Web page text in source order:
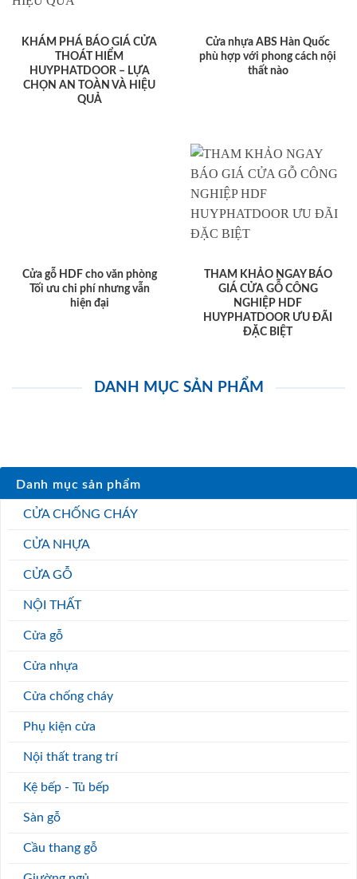
KHÁM PHÁ BÁO GIÁ CỬA
THOÁT HIỂM
HUYPHATDOOR – LỰA
CHỌN AN TOÀN VÀ HIỆU
QUẢ
Cửa nhựa ABS Hàn Quốc
phù hợp với phong cách nội
thất nào
Cửa gỗ HDF cho văn phòng
Tối ưu chi phí nhưng vẫn
hiện đại
THAM KHẢO NGAY BÁO
GIÁ CỬA GỖ CÔNG
NGHIỆP HDF
HUYPHATDOOR ƯU ĐÃI
ĐẶC BIỆT
DANH MỤC SẢN PHẨM
Danh mục sản phẩm
CỬA CHỐNG CHÁY
CỬA NHỰA
CỬA GỖ
NỘI THẤT
Cửa gỗ
Cửa nhựa
Cửa chống cháy
Phụ kiện cửa
Nội thất trang trí
Kệ bếp - Tủ bếp
Sàn gỗ
Cầu thang gỗ